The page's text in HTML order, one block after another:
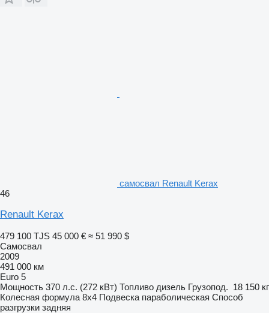
самосвал Renault Kerax
46
Renault Kerax
479 100 TJS 45 000 € ≈ 51 990 $
Самосвал
2009
491 000 км
Euro 5
Мощность 370 л.с. (272 кВт) Топливо дизель Грузопод. 18 150 кг
Колесная формула 8x4 Подвеска параболическая Способ
разгрузки задняя